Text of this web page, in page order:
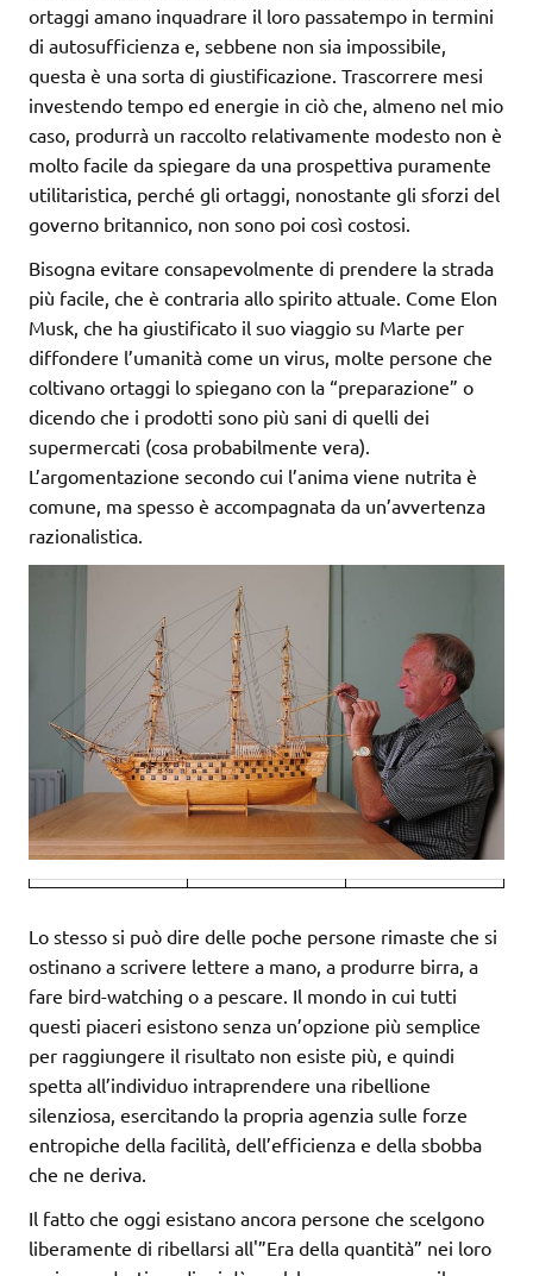
ortaggi amano inquadrare il loro passatempo in termini
di autosufficienza e, sebbene non sia impossibile,
questa è una sorta di giustificazione. Trascorrere mesi
investendo tempo ed energie in ciò che, almeno nel mio
caso, produrrà un raccolto relativamente modesto non è
molto facile da spiegare da una prospettiva puramente
utilitaristica, perché gli ortaggi, nonostante gli sforzi del
governo britannico, non sono poi così costosi.
Bisogna evitare consapevolmente di prendere la strada
più facile, che è contraria allo spirito attuale. Come Elon
Musk, che ha giustificato il suo viaggio su Marte per
diffondere l’umanità come un virus, molte persone che
coltivano ortaggi lo spiegano con la “preparazione” o
dicendo che i prodotti sono più sani di quelli dei
supermercati (cosa probabilmente vera).
L’argomentazione secondo cui l’anima viene nutrita è
comune, ma spesso è accompagnata da un’avvertenza
razionalistica.
Lo stesso si può dire delle poche persone rimaste che si
ostinano a scrivere lettere a mano, a produrre birra, a
fare bird-watching o a pescare. Il mondo in cui tutti
questi piaceri esistono senza un’opzione più semplice
per raggiungere il risultato non esiste più, e quindi
spetta all’individuo intraprendere una ribellione
silenziosa, esercitando la propria agenzia sulle forze
entropiche della facilità, dell’efficienza e della sbobba
che ne deriva.
Il fatto che oggi esistano ancora persone che scelgono
liberamente di ribellarsi all'”Era della quantità” nei loro